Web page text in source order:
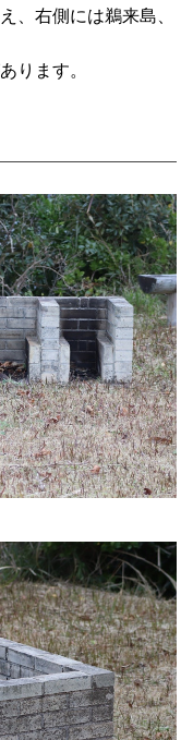
、右側には鵜来島、
ります。